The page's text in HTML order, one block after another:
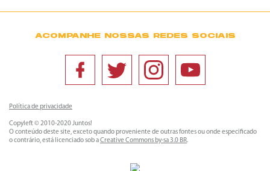
ACOMPANHE NOSSAS REDES SOCIAIS
Política de privacidade
Copyleft © 2010-2020 Juntos!
O conteúdo deste site, exceto quando proveniente de outras fontes ou onde especificado
o contrário, está licenciado sob aCreative Commons by-sa 3.0 BR.